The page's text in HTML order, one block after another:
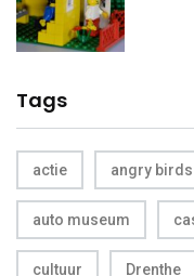
Tags
actie angry birds
auto museum
cultuur Drenthe